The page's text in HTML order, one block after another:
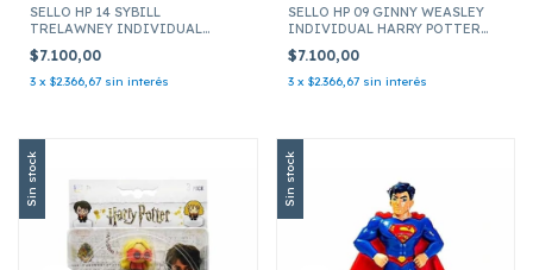
SELLO HP 14 SYBILL
TRELAWNEY INDIVIDUAL
$7.100,00
3 x $2.366,67 sin interés
SELLO HP 09 GINNY WEASLEY
INDIVIDUAL HARRY POTTER
$7.100,00
3 x $2.366,67 sin interés
Sin stock Sin stock